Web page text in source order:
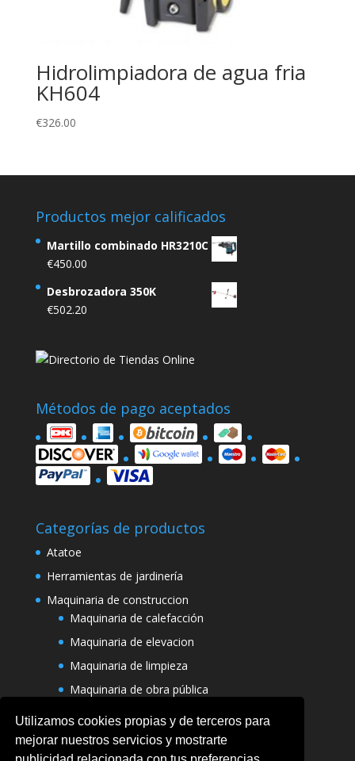
Utilizamos cookies propias y de terceros para
mejorar nuestros servicios y mostrarte
Hidrolimpiadora de agua fria
KH604
€326.00
Productos mejor calificados
Martillo combinado HR3210C
€450.00
Desbrozadora 350K
€502.20
Métodos de pago aceptados
Categorías de productos
Atatoe
Herramientas de jardinería
Maquinaria de construccion
Maquinaria de calefacción
Maquinaria de elevacion
Maquinaria de limpieza
Maquinaria de obra pública
Varias maquinarias